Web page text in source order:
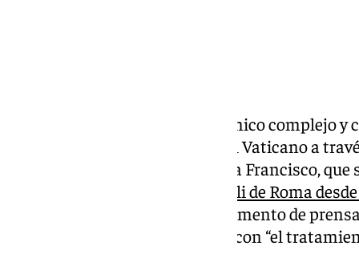
El Papa presenta “un cuadro clínico complejo
hospital”. Así lo ha anunciado el Vaticano a
sobre el estado de salud del Papa Francisco,
bronquitis en el hospital Gemelli de Roma
según ha confirmado el departamento de
«bien durante la noche» y sigue con “el